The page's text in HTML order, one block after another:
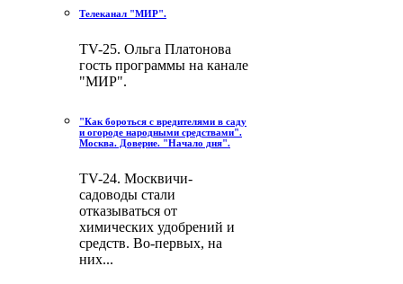
Телеканал "МИР".
TV-25. Ольга Платонова
гость программы на канале
"МИР".
"Как бороться с вредителями в саду
и огороде народными средствами".
Москва. Доверие. "Начало дня".
TV-24. Москвичи-
садоводы стали
отказываться от
химических удобрений и
средств. Во-первых, на
них...